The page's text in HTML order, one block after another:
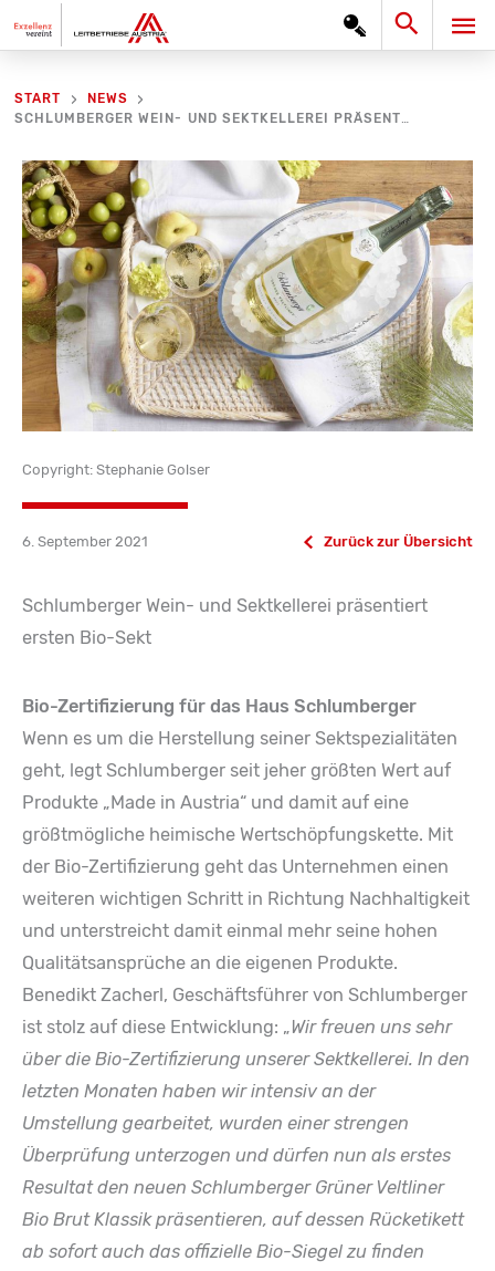
Inhalt
Search
START
NEWS
SCHLUMBERGER WEIN- UND SEKTKELLEREI PRÄSENTIERT ERSTEN BIO-SEKT
Copyright: Stephanie Golser
6. September 2021 Zurück zur Übersicht
Schlumberger Wein- und Sektkellerei präsentiert
ersten Bio-Sekt
Bio-Zertifizierung für das Haus Schlumberger
Wenn es um die Herstellung seiner Sektspezialitäten
geht, legt Schlumberger seit jeher größten Wert auf
Produkte „Made in Austria“ und damit auf eine
größtmögliche heimische Wertschöpfungskette. Mit
der Bio-Zertifizierung geht das Unternehmen einen
weiteren wichtigen Schritt in Richtung Nachhaltigkeit
und unterstreicht damit einmal mehr seine hohen
Qualitätsansprüche an die eigenen Produkte.
Benedikt Zacherl, Geschäftsführer von Schlumberger
ist stolz auf diese Entwicklung: „Wir freuen uns sehr
über die Bio-Zertifizierung unserer Sektkellerei. In den
letzten Monaten haben wir intensiv an der
Umstellung gearbeitet, wurden einer strengen
Überprüfung unterzogen und dürfen nun als erstes
Resultat den neuen Schlumberger Grüner Veltliner
Bio Brut Klassik präsentieren, auf dessen Rücketikett
ab sofort auch das offizielle Bio-Siegel zu finden